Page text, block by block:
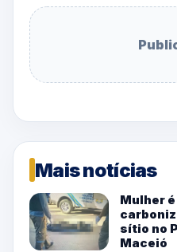
Mais notícias
Mulher
sítio no
Maceió